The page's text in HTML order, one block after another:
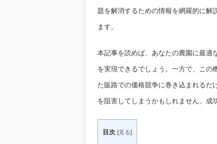
題を解消するための情報を網羅的に解
ます。
本記事を読めば、あなたの農園に最適
を実現できるでしょう。一方で、この
た販路での価格競争に巻き込まれるだ
を阻害してしまうかもしれません。成
目次 [見る]